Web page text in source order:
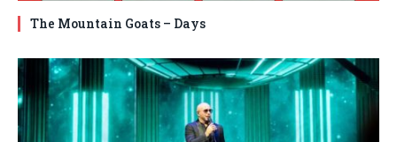
The Mountain Goats – Days